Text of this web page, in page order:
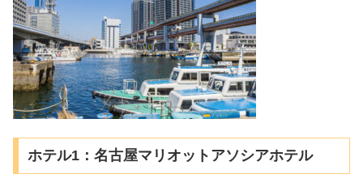
ホテル1：名古屋マリオットアソシアホテル